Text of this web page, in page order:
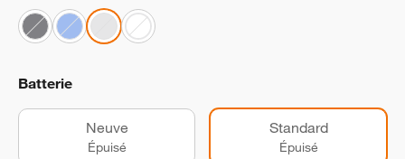
Batterie
Neuve
Épuisé
Standard
Épuisé